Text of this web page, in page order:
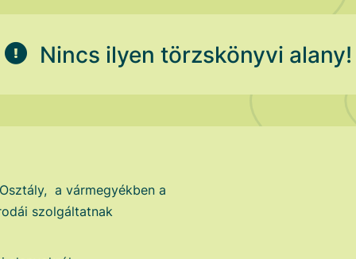
Nincs ilyen törzskönyvi alany!
a vármegyékben a
szolgáltatnak